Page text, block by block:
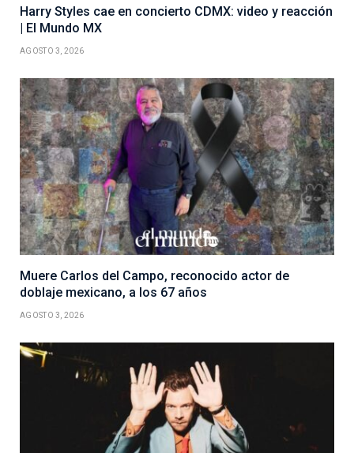
Harry Styles cae en concierto CDMX: video y reacción
| El Mundo MX
AGOSTO 3, 2026
Muere Carlos del Campo, reconocido actor de
doblaje mexicano, a los 67 años
AGOSTO 3, 2026